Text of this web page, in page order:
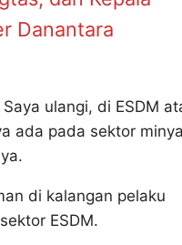
Danantara
ulangi, di ESDM
ada pada sektor
di kalangan pelaku
ESDM.